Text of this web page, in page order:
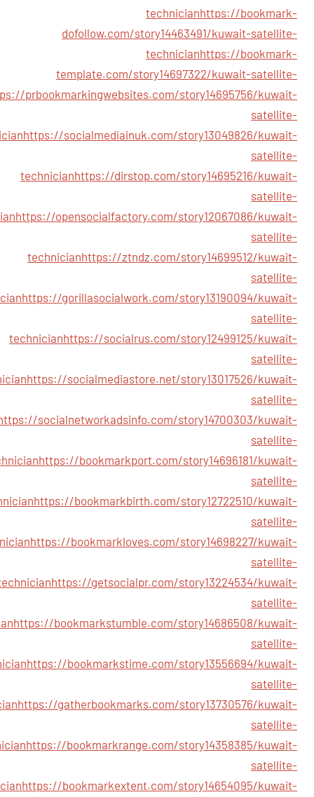
technicianhttps://bookmark-
dofollow.com/story14463491/kuwait-satellite-
technicianhttps://bookmark-
template.com/story14697322/kuwait-satellite-
prbookmarkingwebsites.com/story14695756/kuwait-
satellite-
https://socialmediainuk.com/story13049826/kuwait-
satellite-
technicianhttps://dirstop.com/story14695216/kuwait-
satellite-
https://opensocialfactory.com/story12067086/kuwait-
satellite-
technicianhttps://ztndz.com/story14699512/kuwait-
satellite-
https://gorillasocialwork.com/story13190094/kuwait-
satellite-
technicianhttps://socialrus.com/story12499125/kuwait-
satellite-
https://socialmediastore.net/story13017526/kuwait-
satellite-
socialnetworkadsinfo.com/story14700303/kuwait-
satellite-
https://bookmarkport.com/story14696181/kuwait-
satellite-
https://bookmarkbirth.com/story12722510/kuwait-
satellite-
https://bookmarkloves.com/story14698227/kuwait-
satellite-
https://getsocialpr.com/story13224534/kuwait-
satellite-
https://bookmarkstumble.com/story14686508/kuwait-
satellite-
https://bookmarkstime.com/story13556694/kuwait-
satellite-
https://gatherbookmarks.com/story13730576/kuwait-
satellite-
https://bookmarkrange.com/story14358385/kuwait-
satellite-
https://bookmarkextent.com/story14654095/kuwait-